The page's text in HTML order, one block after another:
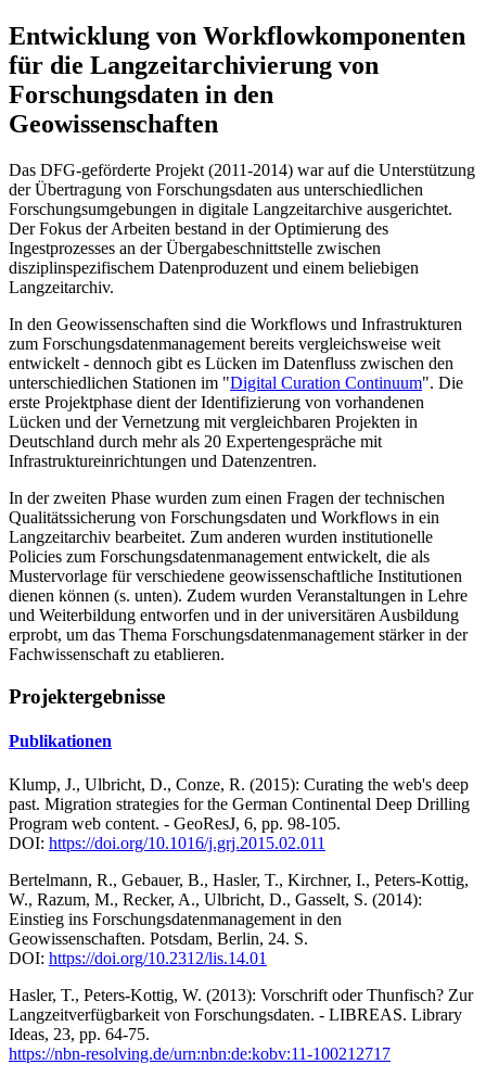
Entwicklung von Workflowkomponenten
für die Langzeitarchivierung von
Forschungsdaten in den
Geowissenschaften
Das DFG-geförderte Projekt (2011-2014) war auf die Unterstützung
der Übertragung von Forschungsdaten aus unterschiedlichen
Forschungsumgebungen in digitale Langzeitarchive ausgerichtet.
Der Fokus der Arbeiten bestand in der Optimierung des
Ingestprozesses an der Übergabeschnittstelle zwischen
disziplinspezifischem Datenproduzent und einem beliebigen
Langzeitarchiv.
In den Geowissenschaften sind die Workflows und Infrastrukturen
zum Forschungsdatenmanagement bereits vergleichsweise weit
entwickelt - dennoch gibt es Lücken im Datenfluss zwischen den
unterschiedlichen Stationen im "Digital Curation Continuum". Die
erste Projektphase dient der Identifizierung von vorhandenen
Lücken und der Vernetzung mit vergleichbaren Projekten in
Deutschland durch mehr als 20 Expertengespräche mit
Infrastruktureinrichtungen und Datenzentren.
In der zweiten Phase wurden zum einen Fragen der technischen
Qualitätssicherung von Forschungsdaten und Workflows in ein
Langzeitarchiv bearbeitet. Zum anderen wurden institutionelle
Policies zum Forschungsdatenmanagement entwickelt, die als
Mustervorlage für verschiedene geowissenschaftliche Institutionen
dienen können (s. unten). Zudem wurden Veranstaltungen in Lehre
und Weiterbildung entworfen und in der universitären Ausbildung
erprobt, um das Thema Forschungsdatenmanagement stärker in der
Fachwissenschaft zu etablieren.
Projektergebnisse
Publikationen
Klump, J., Ulbricht, D., Conze, R. (2015): Curating the web's deep
past. Migration strategies for the German Continental Deep Drilling
Program web content. - GeoResJ, 6, pp. 98-105.
DOI: https://doi.org/10.1016/j.grj.2015.02.011
Bertelmann, R., Gebauer, B., Hasler, T., Kirchner, I., Peters-Kottig,
W., Razum, M., Recker, A., Ulbricht, D., Gasselt, S. (2014):
Einstieg ins Forschungsdatenmanagement in den
Geowissenschaften. Potsdam, Berlin, 24. S.
DOI: https://doi.org/10.2312/lis.14.01
Hasler, T., Peters-Kottig, W. (2013): Vorschrift oder Thunfisch? Zur
Langzeitverfügbarkeit von Forschungsdaten. - LIBREAS. Library
Ideas, 23, pp. 64-75.
https://nbn-resolving.de/urn:nbn:de:kobv:11-100212717